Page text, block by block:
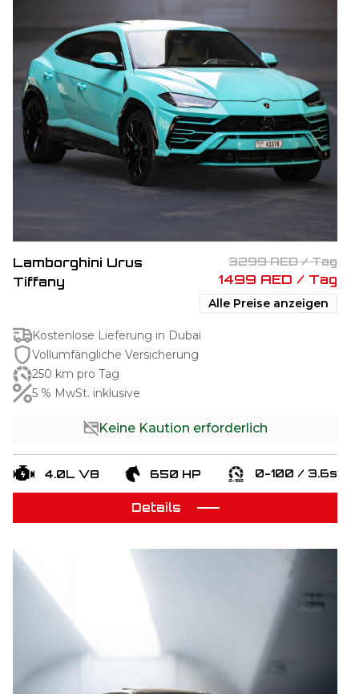
Lamborghini Urus
Tiffany
3299 AED / Tag
1499 AED / Tag
Alle Preise anzeigen
Kostenlose Lieferung in Dubai
Vollumfängliche Versicherung
250 km pro Tag
5 % MwSt. inklusive
Keine Kaution erforderlich
4.0L V8 650 HP 0-100 / 3.6s
Details